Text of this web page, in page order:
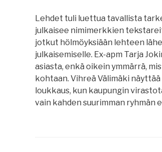
Lehdet tuli luettua tavallista
julkaisee nimimerkkien
jotkut hölmöyksiään lehteen
julkaisemiselle. Ex-apm Tarja
asiasta, enkä oikein ymmärrä,
kohtaan. Vihreä Välimäki
loukkaus, kun kaupungin
vain kahden suurimman ryhmän